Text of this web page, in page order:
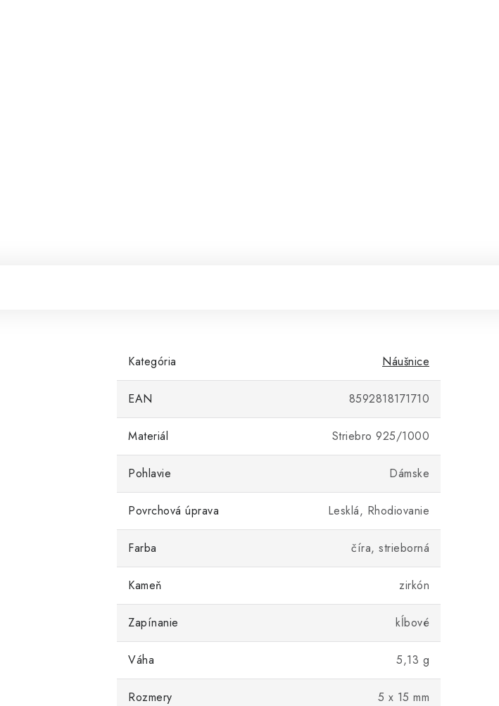
Kategória Náušnice
EAN 8592818171710
Materiál Striebro 925/1000
Pohlavie Dámske
Povrchová úprava Lesklá, Rhodiovanie
Farba číra, strieborná
Kameň zirkón
Zapínanie kĺbové
Váha 5,13 g
Rozmery 5 x 15 mm